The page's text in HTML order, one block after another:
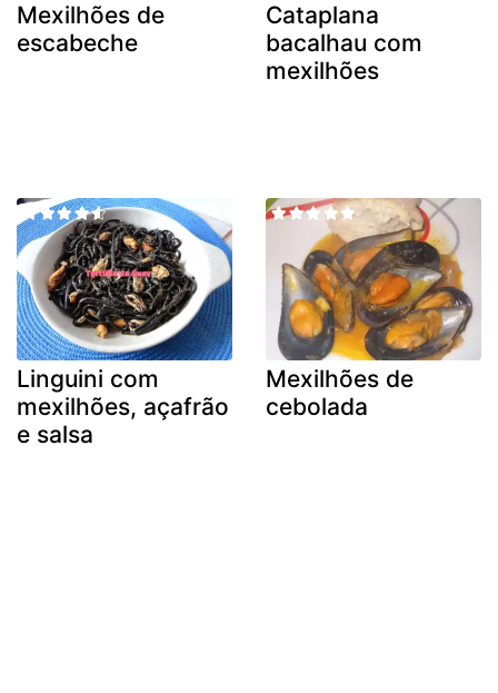
Mexilhões de
escabeche
Cataplana
bacalhau com
mexilhões
Linguini com
mexilhões, açafrão
e salsa
Mexilhões de
cebolada